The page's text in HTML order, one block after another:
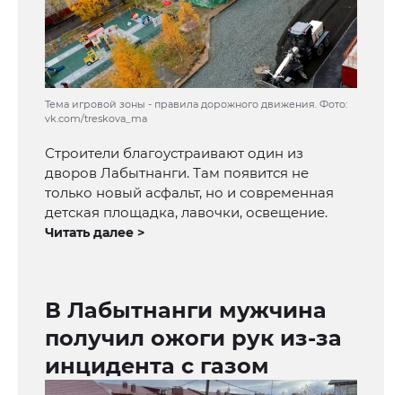
Тема игровой зоны - правила дорожного движения. Фото:
vk.com/treskova_ma
Строители благоустраивают один из
дворов Лабытнанги. Там появится не
только новый асфальт, но и современная
детская площадка, лавочки, освещение.
Читать далее >
В Лабытнанги мужчина
получил ожоги рук из-за
инцидента с газом